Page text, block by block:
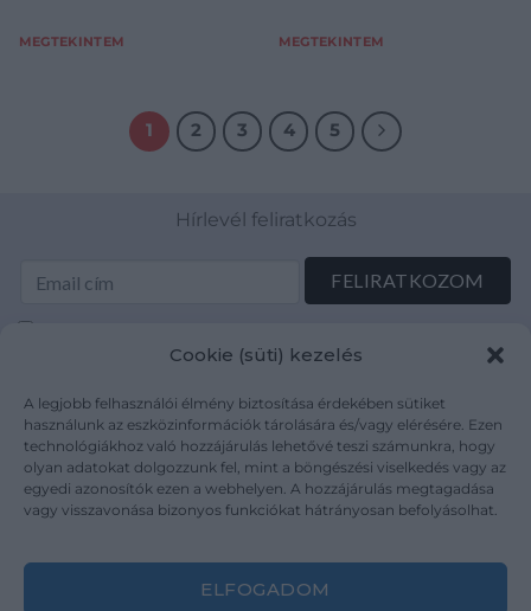
Cookie (süti) kezelés
A legjobb felhasználói élmény biztosítása érdekében sütiket
használunk az eszközinformációk tárolására és/vagy elérésére. Ezen
technológiákhoz való hozzájárulás lehetővé teszi számunkra, hogy
olyan adatokat dolgozzunk fel, mint a böngészési viselkedés vagy az
egyedi azonosítók ezen a webhelyen. A hozzájárulás megtagadása
vagy visszavonása bizonyos funkciókat hátrányosan befolyásolhat.
ELFOGADOM
MEGTEKINTEM MEGTEKINTEM
1 2 3 4 5
Hírlevél feliratkozás
mutargy.com/adatkezelesi-tajekoztato/
Rólunk
Médiaajánlat
Karrier
Kapcsolat
Áraink
ÁSZF
Adatvédelem
Impresszum
Kövesse a műtárgy.com-ot